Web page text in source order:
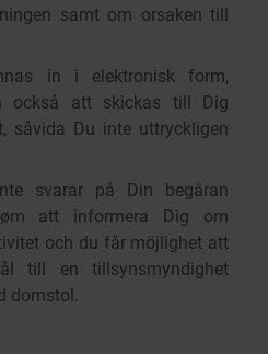
samt om orsaken till
in i elektronisk form,
också att skickas till Dig
såvida Du inte uttryckligen
svarar på Din begäran
att informera Dig om
och du får möjlighet att
till en tillsynsmyndighet
domstol.